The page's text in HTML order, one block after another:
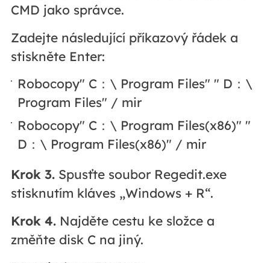
CMD jako správce.
Zadejte následující příkazový řádek a
stiskněte Enter:
Robocopy" C：\ Program Files" " D：\
Program Files" / mir
Robocopy" C：\ Program Files(x86)" "
D：\ Program Files(x86)" / mir
Krok 3.Spusťte soubor Regedit.exe
stisknutím kláves „Windows + R“.
Krok 4.Najděte cestu ke složce a
změňte disk C na jiný.